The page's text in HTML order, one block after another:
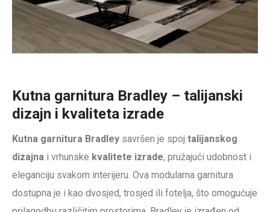
Kutna garnitura Bradley – talijanski
dizajn i kvaliteta izrade
Kutna garnitura Bradley savršen je spoj talijanskog
dizajna i vrhunske kvalitete izrade, pružajući udobnost i
eleganciju svakom interijeru. Ova modularna garnitura
dostupna je i kao dvosjed, trosjed ili fotelja, što omogućuje